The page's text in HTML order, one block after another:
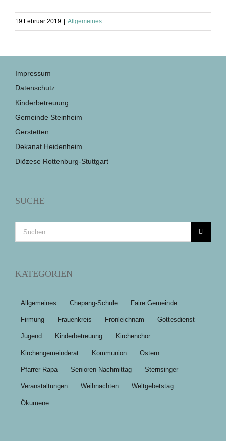
19 Februar 2019 Allgemeines
Impressum
Datenschutz
Kinderbetreuung
Gemeinde Steinheim
Gerstetten
Dekanat Heidenheim
Diözese Rottenburg-Stuttgart
SUCHE
Suche
nach:
KATEGORIEN
Allgemeines Chepang-Schule Faire Gemeinde
Firmung Frauenkreis Fronleichnam Gottesdienst
Jugend Kinderbetreuung Kirchenchor
Kirchengemeinderat Kommunion Ostern
Pfarrer Rapa Senioren-Nachmittag Sternsinger
Veranstaltungen Weihnachten Weltgebetstag
Ökumene